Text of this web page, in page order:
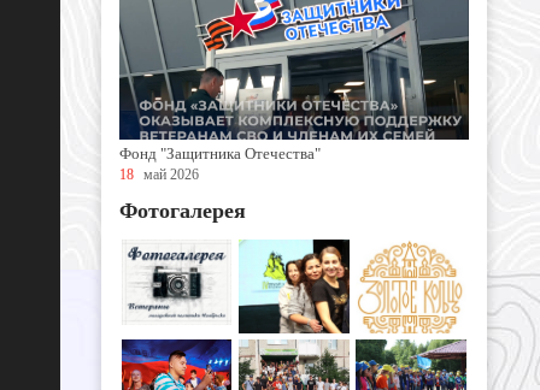
Фонд "Защитника Отечества"
18 май 2026
Фотогалерея